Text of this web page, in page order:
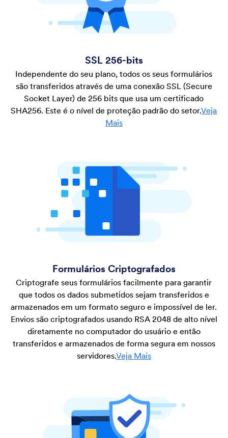
SSL 256-bits
Independente do seu plano, todos os seus formulários
são transferidos através de uma conexão SSL (Secure
Socket Layer) de 256 bits que usa um certificado
SHA256. Este é o nível de proteção padrão do setor.Veja
Mais
Formulários Criptografados
Criptografe seus formulários facilmente para garantir
que todos os dados submetidos sejam transferidos e
armazenados em um formato seguro e impossível de ler.
Envios são criptografados usando RSA 2048 de alto nível
diretamente no computador do usuário e então
transferidos e armazenados de forma segura em nossos
servidores.Veja Mais